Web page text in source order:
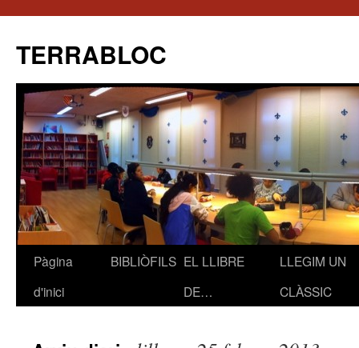
TERRABLOC
Vés
Pàgina
d'inici
BIBLIÒFILS EL LLIBRE
DE…
LLEGIM UN
CLÀSSIC